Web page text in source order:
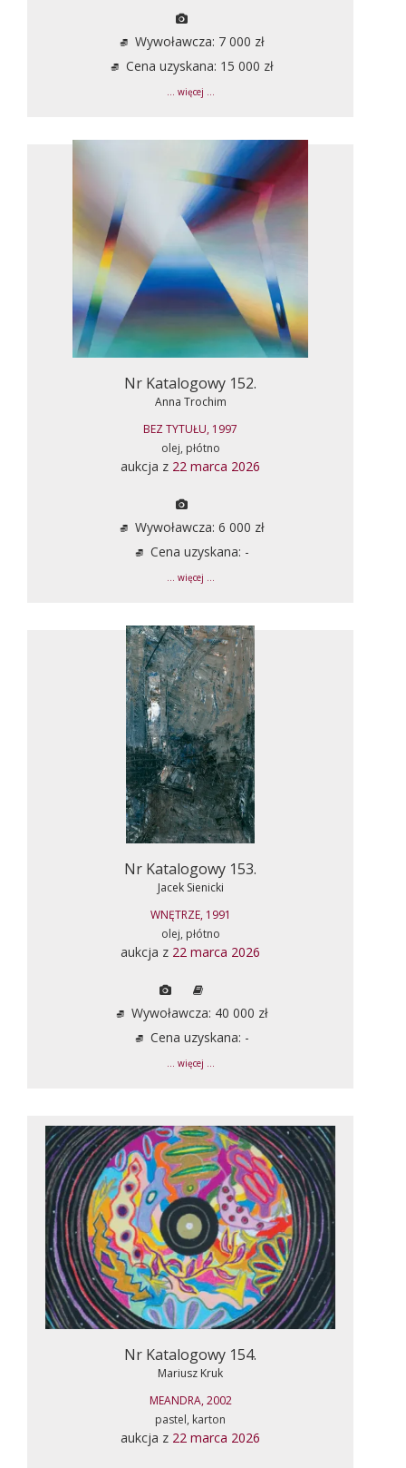
Wywoławcza: 7 000 zł
Cena uzyskana: 15 000 zł
... więcej ...
Nr Katalogowy 152.
Anna Trochim
BEZ TYTUŁU, 1997
olej, płótno
aukcja z 22 marca 2026
Wywoławcza: 6 000 zł
Cena uzyskana: -
... więcej ...
Nr Katalogowy 153.
Jacek Sienicki
WNĘTRZE, 1991
olej, płótno
aukcja z 22 marca 2026
Wywoławcza: 40 000 zł
Cena uzyskana: -
... więcej ...
Nr Katalogowy 154.
Mariusz Kruk
MEANDRA, 2002
pastel, karton
aukcja z 22 marca 2026